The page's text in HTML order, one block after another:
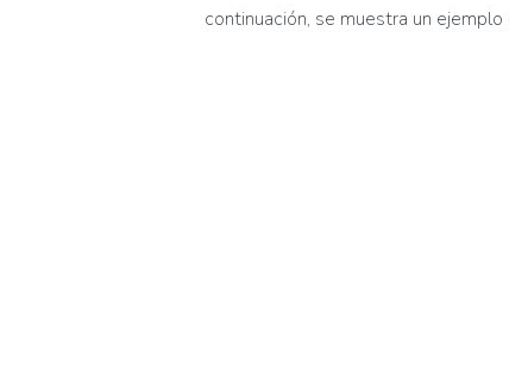
continuación, se muestra un